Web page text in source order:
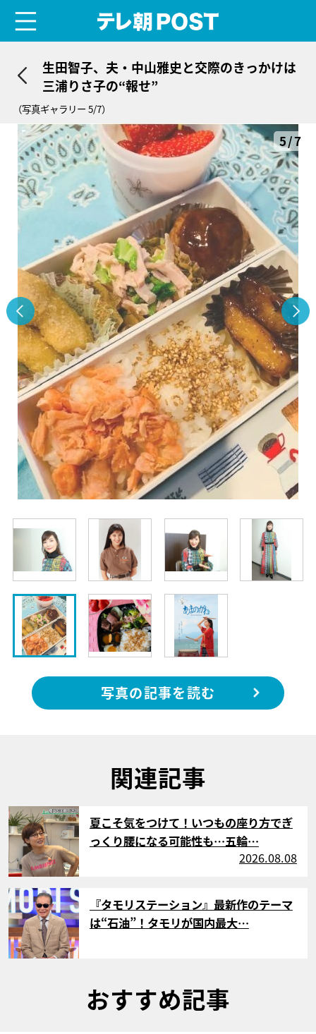
生田智子、夫・中山雅史と交際のきっかけは
三浦りさ子の“報せ”
（写真ギャラリー 5/7）
5/7
写真の記事を読む
関連記事
サムネイル
夏こそ気をつけて！いつもの座り方でぎ
っくり腰になる可能性も…五輪…
2026.08.08
サムネイル
『タモリステーション』最新作のテーマ
は“石油”！タモリが国内最大…
おすすめ記事